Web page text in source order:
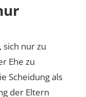
sich nur zu
Ehe zu
Scheidung als
der Eltern